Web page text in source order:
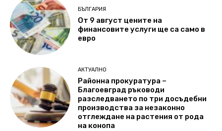
БЪЛГАРИЯ
От 9 август цените на
финансовите услуги ще са само в
евро
АКТУАЛНО
Районна прокуратура –
Благоевград ръководи
разследването по три досъдебни
производства за незаконно
отглеждане на растения от рода
на конопа